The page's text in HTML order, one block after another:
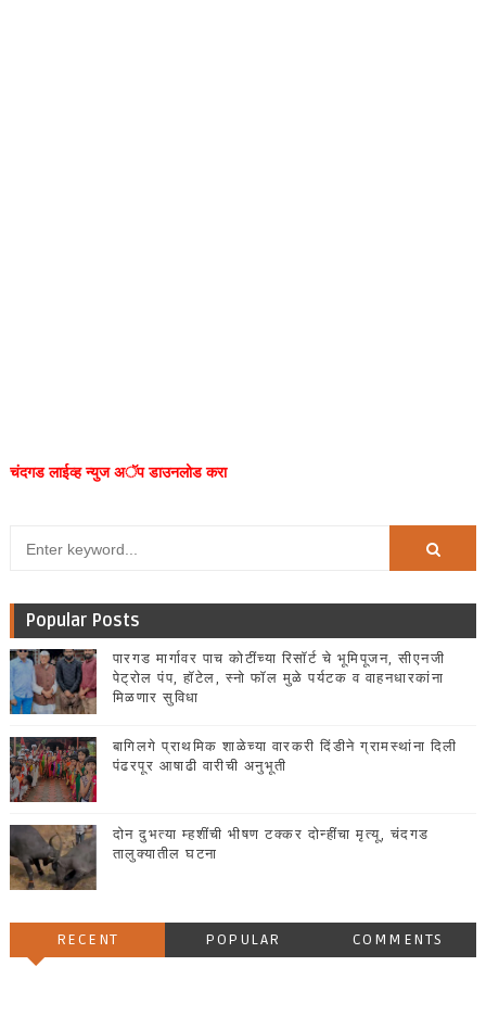
चंदगड लाईव्ह न्युज अॅप डाउनलोड करा
Popular Posts
पारगड मार्गावर पाच कोटींच्या रिसॉर्ट चे भूमिपूजन, सीएनजी
पेट्रोल पंप, हॉटेल, स्नो फॉल मुळे पर्यटक व वाहनधारकांना
मिळणार सुविधा
बागिलगे प्राथमिक शाळेच्या वारकरी दिंडीने ग्रामस्थांना दिली
पंढरपूर आषाढी वारीची अनुभूती
दोन दुभत्या म्हशींची भीषण टक्कर दोन्हींचा मृत्यू, चंदगड
तालुक्यातील घटना
RECENT POPULAR COMMENTS